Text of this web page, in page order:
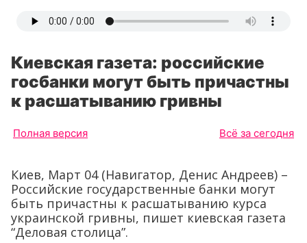
Киевская газета: российские
госбанки могут быть причастны
к расшатыванию гривны
Полная версия Всё за сегодня
Киев, Март 04 (Навигатор, Денис Андреев) –
Российские государственные банки могут
быть причастны к расшатыванию курса
украинской гривны, пишет киевская газета
“Деловая столица”.